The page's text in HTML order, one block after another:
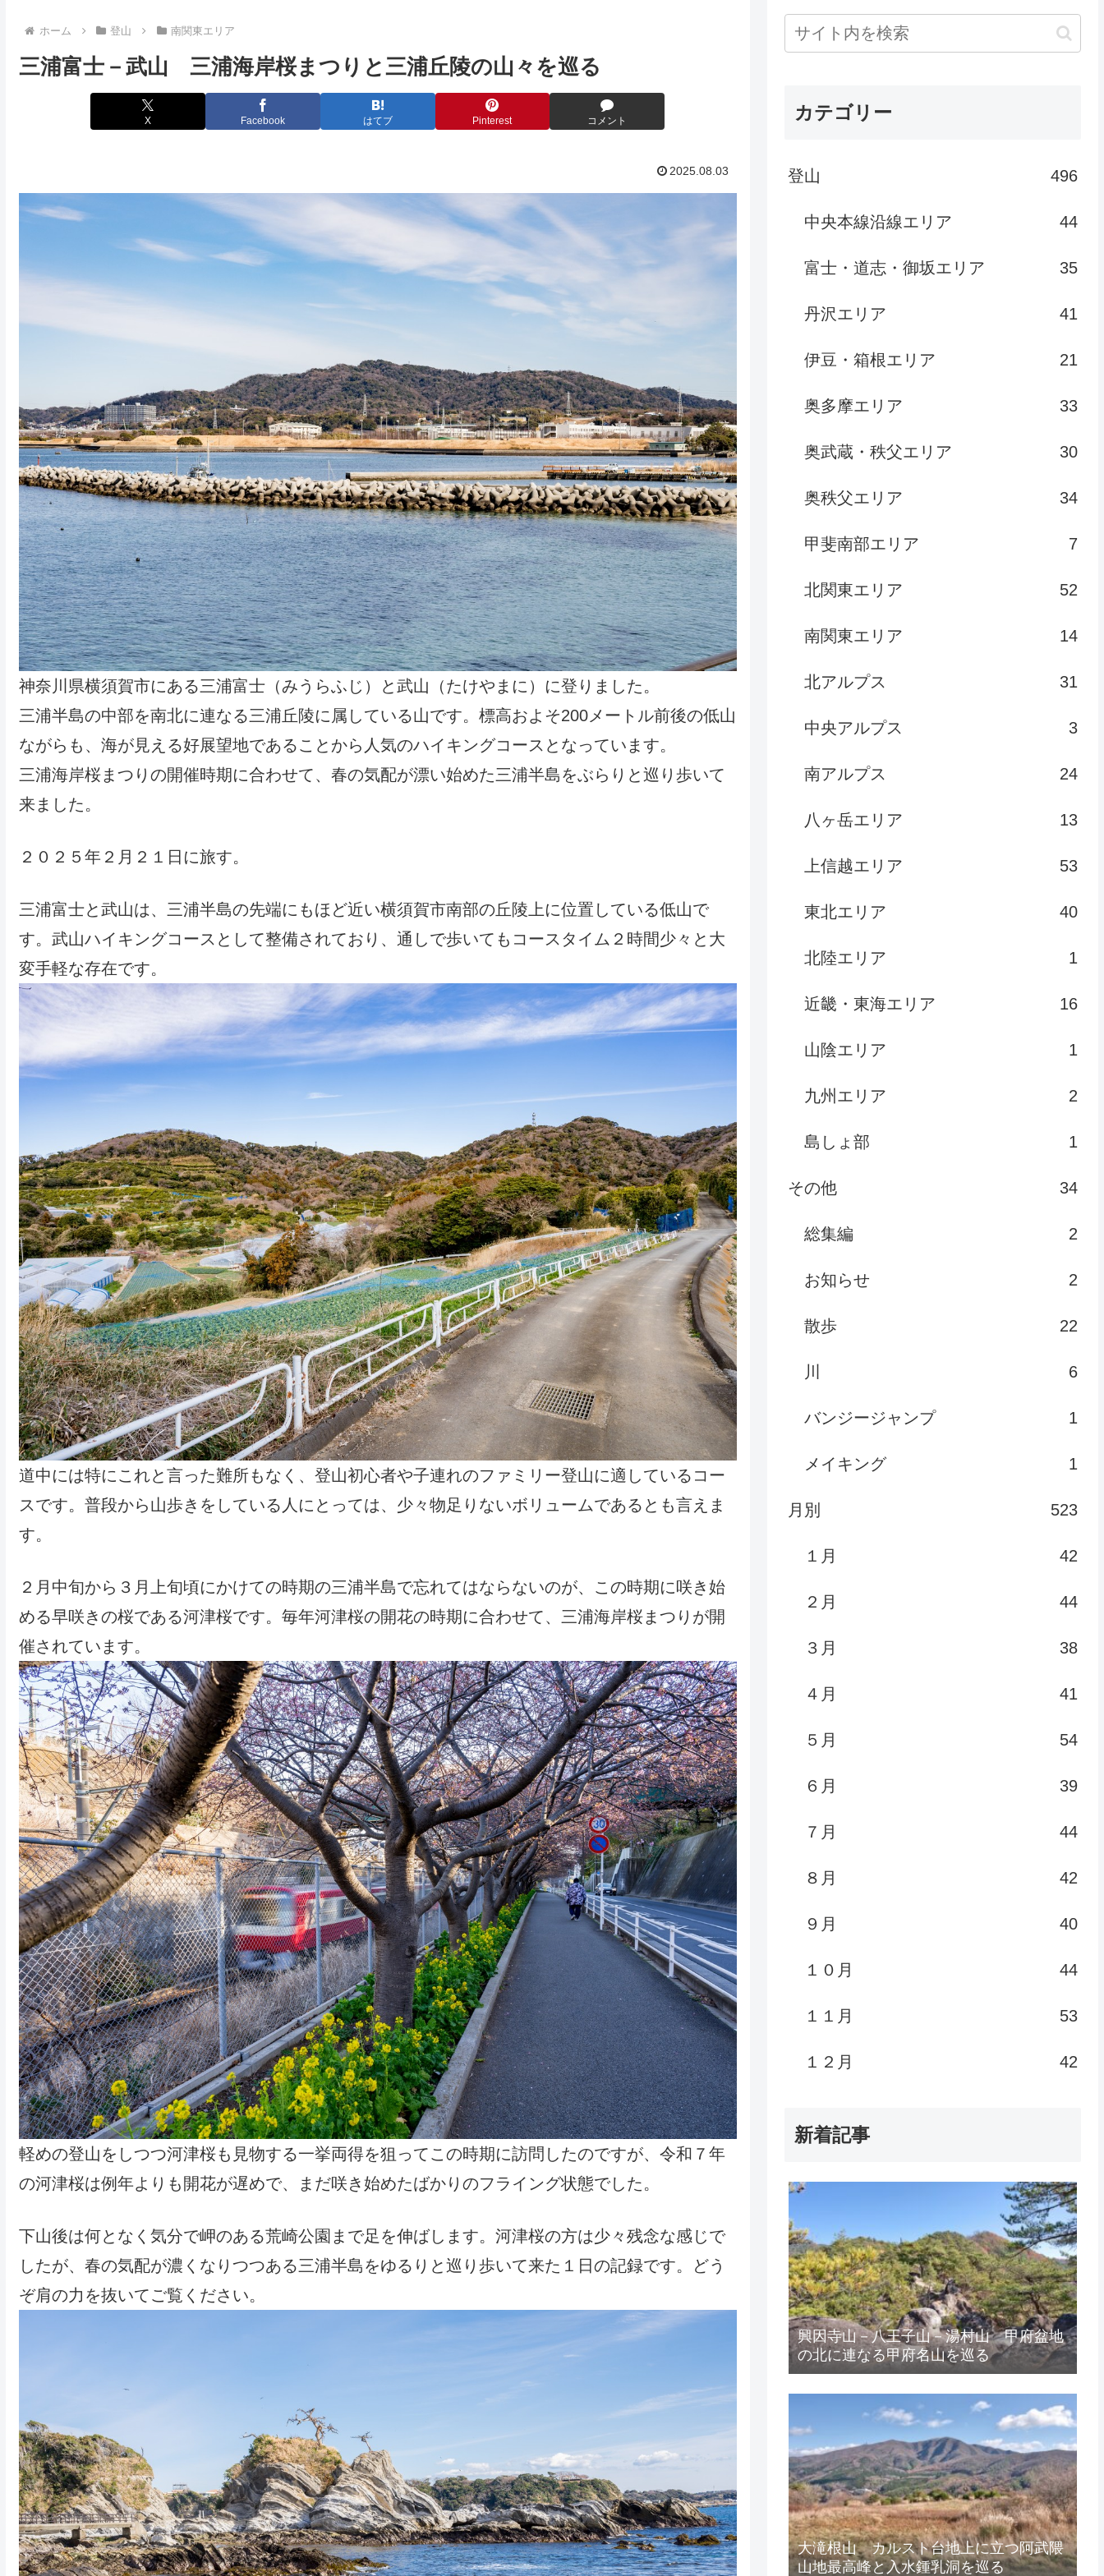
ホーム 登山 南関東エリア
三浦富士－武山 三浦海岸桜まつりと三浦丘陵の山々を巡る
X Facebook はてブ Pinterest コメント
2025.08.03
神奈川県横須賀市にある三浦富士（みうらふじ）と武山（たけやまに）に登りました。
三浦半島の中部を南北に連なる三浦丘陵に属している山です。標高およそ200メートル前後の低山
ながらも、海が見える好展望地であることから人気のハイキングコースとなっています。
三浦海岸桜まつりの開催時期に合わせて、春の気配が漂い始めた三浦半島をぶらりと巡り歩いて
来ました。
２０２５年２月２１日に旅す。
三浦富士と武山は、三浦半島の先端にもほど近い横須賀市南部の丘陵上に位置している低山で
す。武山ハイキングコースとして整備されており、通しで歩いてもコースタイム２時間少々と大
変手軽な存在です。
道中には特にこれと言った難所もなく、登山初心者や子連れのファミリー登山に適しているコー
スです。普段から山歩きをしている人にとっては、少々物足りないボリュームであるとも言えま
す。
２月中旬から３月上旬頃にかけての時期の三浦半島で忘れてはならないのが、この時期に咲き始
める早咲きの桜である河津桜です。毎年河津桜の開花の時期に合わせて、三浦海岸桜まつりが開
催されています。
軽めの登山をしつつ河津桜も見物する一挙両得を狙ってこの時期に訪問したのですが、令和７年
の河津桜は例年よりも開花が遅めで、まだ咲き始めたばかりのフライング状態でした。
下山後は何となく気分で岬のある荒崎公園まで足を伸ばします。河津桜の方は少々残念な感じで
したが、春の気配が濃くなりつつある三浦半島をゆるりと巡り歩いて来た１日の記録です。どう
ぞ肩の力を抜いてご覧ください。
カテゴリー
登山 496
中央本線沿線エリア 44
富士・道志・御坂エリア 35
丹沢エリア 41
伊豆・箱根エリア 21
奥多摩エリア 33
奥武蔵・秩父エリア 30
奥秩父エリア 34
甲斐南部エリア 7
北関東エリア 52
南関東エリア 14
北アルプス 31
中央アルプス 3
南アルプス 24
八ヶ岳エリア 13
上信越エリア 53
東北エリア 40
北陸エリア 1
近畿・東海エリア 16
山陰エリア 1
九州エリア 2
島しょ部 1
その他 34
総集編 2
お知らせ 2
散歩 22
川 6
バンジージャンプ 1
メイキング 1
月別 523
１月 42
２月 44
３月 38
４月 41
５月 54
６月 39
７月 44
８月 42
９月 40
１０月 44
１１月 53
１２月 42
新着記事
興因寺山－八王子山－湯村山 甲府盆地
の北に連なる甲府名山を巡る
大滝根山 カルスト台地上に立つ阿武隈
山地最高峰と入水鍾乳洞を巡る